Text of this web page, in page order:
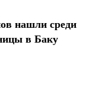
нашли среди
в Баку